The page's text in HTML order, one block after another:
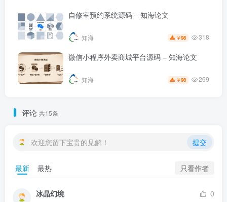
自修室预约系统源码 – 知海论文
知海 ￥98 318
微信小程序外卖商城平台源码 – 知海论文
知海 ￥98 269
评论 共15条
欢迎您留下宝贵的见解！ 提交
最新 最热 只看作者
冰晶幻境
0